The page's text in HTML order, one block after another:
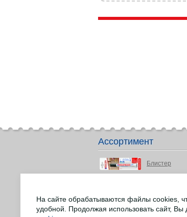
Ассортимент
Блистер
Маркеры для
На сайте обрабатываются файлы cookies,
удобной. Продолжая использовать сайт, Вы